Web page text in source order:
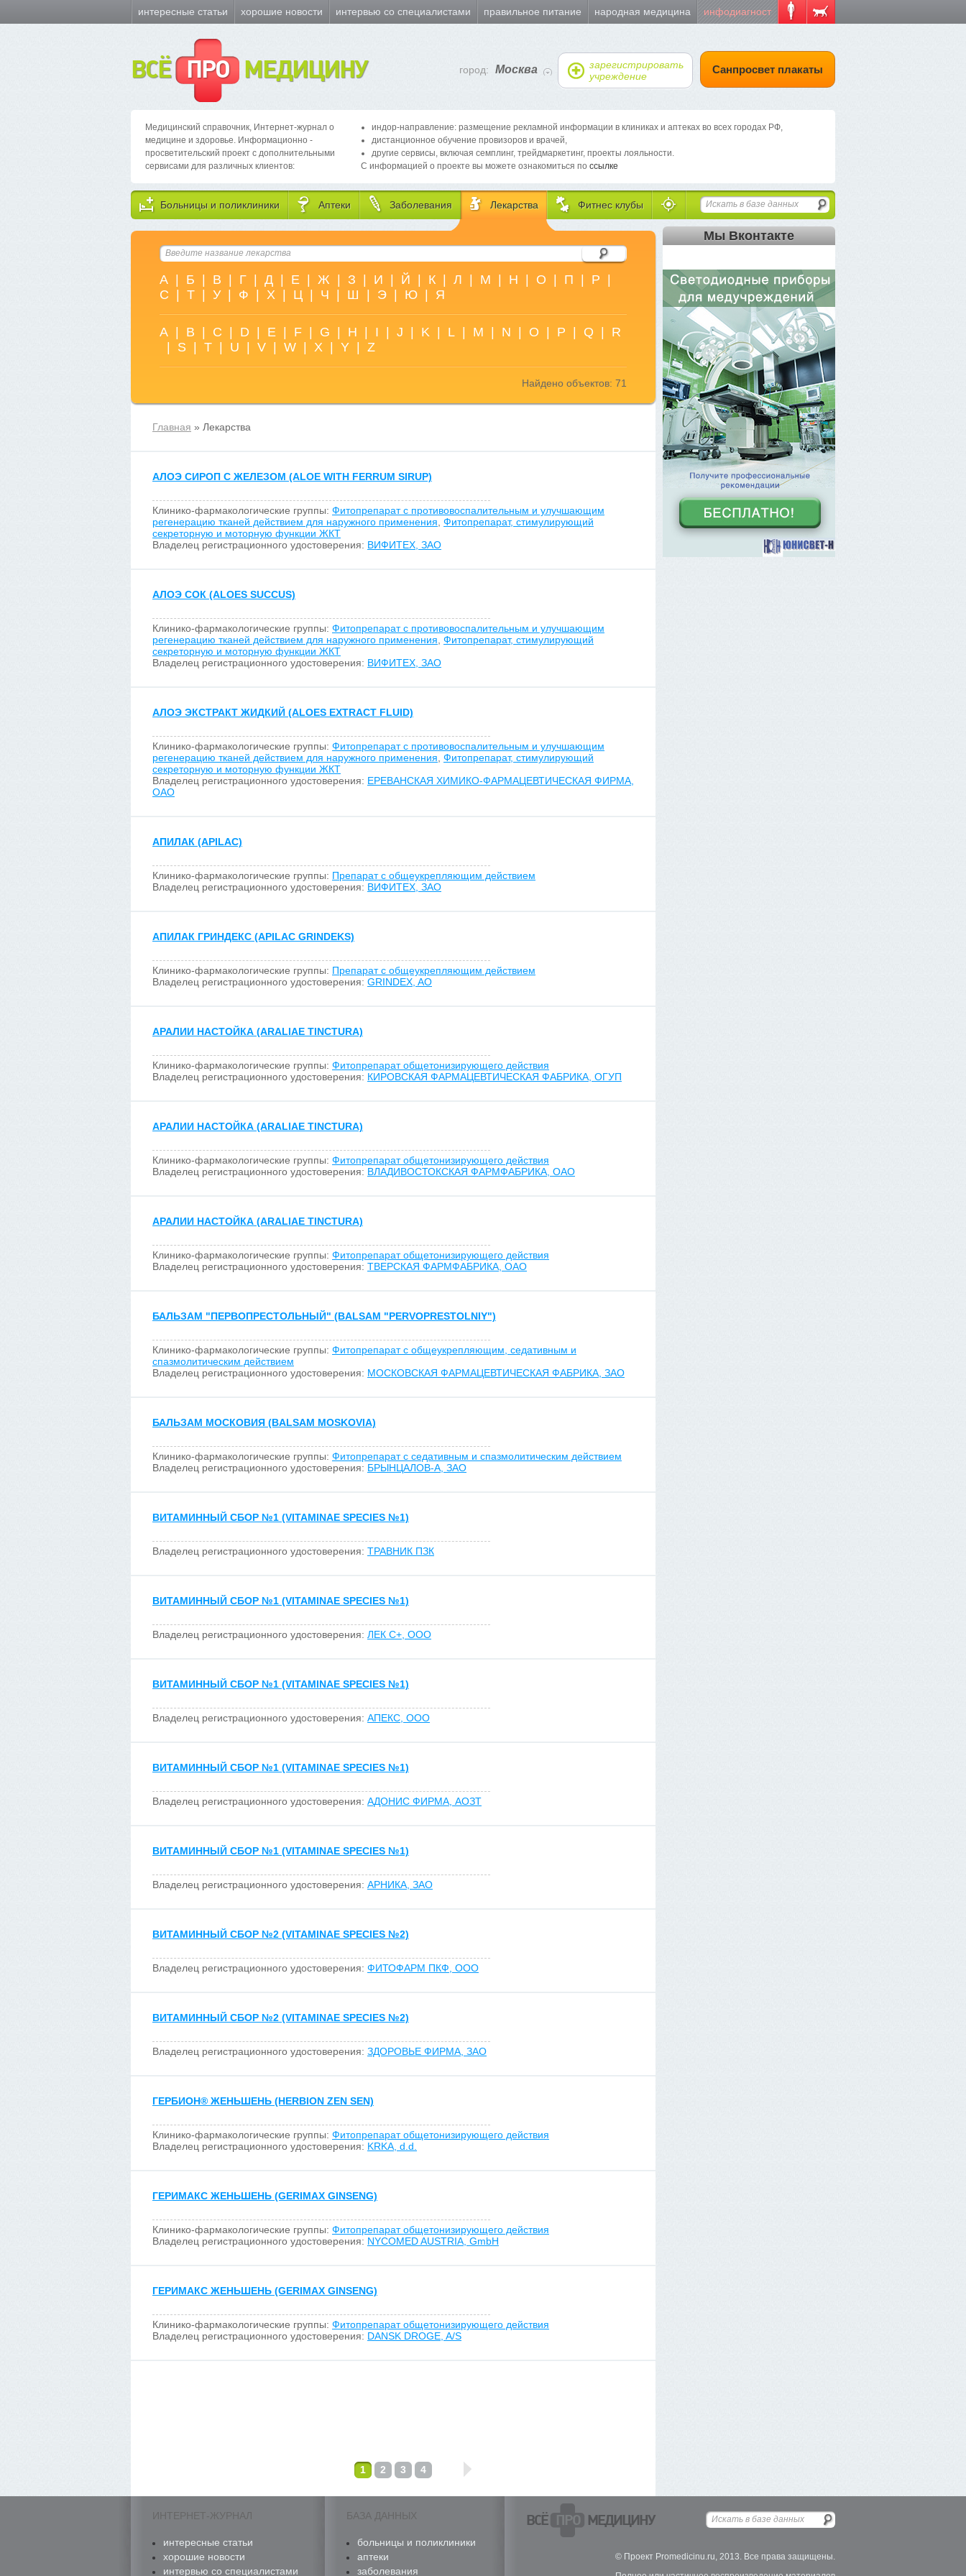
интересные статьи хорошие новости интервью со специалистами правильное питание народная медицина инфодиагност
ВСЁ ПРО МЕДИЦИНУ город: Москва
зарегистрировать
учреждение
Санпросвет плакаты
Медицинский справочник, Интернет-журнал о
медицине и здоровье. Информационно -
просветительский проект с дополнительными
сервисами для различных клиентов:
индор-направление: размещение рекламной информации в клиниках и аптеках во всех городах РФ,
дистанционное обучение провизоров и врачей,
другие сервисы, включая семплинг, трейдмаркетинг, проекты лояльности.
С информацией о проекте вы можете ознакомиться по ссылке
Больницы и поликлиники Аптеки Заболевания Лекарства Фитнес клубы
А Б В Г Д Е Ж З И Й К Л М Н О П Р
С
Т У Ф Х Ц Ч Ш Э Ю Я
A B C D E F G H I J K L M N O P Q
R
S T U V W X Y Z
Найдено объектов: 71
Главная » Лекарства
АЛОЭ СИРОП С ЖЕЛЕЗОМ (ALOE WITH FERRUM SIRUP)
Клинико-фармакологические группы: Фитопрепарат с противовоспалительным и улучшающим
регенерацию тканей действием для наружного применения Фитопрепарат, стимулирующий
секреторную и моторную функции ЖКТ
Владелец регистрационного удостоверения: ВИФИТЕХ, ЗАО
АЛОЭ СОК (ALOES SUCCUS)
Клинико-фармакологические группы: Фитопрепарат с противовоспалительным и улучшающим
регенерацию тканей действием для наружного применения Фитопрепарат, стимулирующий
секреторную и моторную функции ЖКТ
Владелец регистрационного удостоверения: ВИФИТЕХ, ЗАО
АЛОЭ ЭКСТРАКТ ЖИДКИЙ (ALOES EXTRACT FLUID)
Клинико-фармакологические группы: Фитопрепарат с противовоспалительным и улучшающим
регенерацию тканей действием для наружного применения Фитопрепарат, стимулирующий
секреторную и моторную функции ЖКТ
Владелец регистрационного удостоверения: ЕРЕВАНСКАЯ ХИМИКО-ФАРМАЦЕВТИЧЕСКАЯ ФИРМА,
ОАО
АПИЛАК (APILAC)
Клинико-фармакологические группы: Препарат с общеукрепляющим действием
Владелец регистрационного удостоверения: ВИФИТЕХ, ЗАО
АПИЛАК ГРИНДЕКС (APILAC GRINDEKS)
Клинико-фармакологические группы: Препарат с общеукрепляющим действием
Владелец регистрационного удостоверения: GRINDEX, AO
АРАЛИИ НАСТОЙКА (ARALIAE TINCTURA)
Клинико-фармакологические группы: Фитопрепарат общетонизирующего действия
Владелец регистрационного удостоверения: КИРОВСКАЯ ФАРМАЦЕВТИЧЕСКАЯ ФАБРИКА, ОГУП
АРАЛИИ НАСТОЙКА (ARALIAE TINCTURA)
Клинико-фармакологические группы: Фитопрепарат общетонизирующего действия
Владелец регистрационного удостоверения: ВЛАДИВОСТОКСКАЯ ФАРМФАБРИКА, ОАО
АРАЛИИ НАСТОЙКА (ARALIAE TINCTURA)
Клинико-фармакологические группы: Фитопрепарат общетонизирующего действия
Владелец регистрационного удостоверения: ТВЕРСКАЯ ФАРМФАБРИКА, ОАО
БАЛЬЗАМ "ПЕРВОПРЕСТОЛЬНЫЙ" (BALSAM "PERVOPRESTOLNIY")
Клинико-фармакологические группы: Фитопрепарат с общеукрепляющим, седативным и
спазмолитическим действием
Владелец регистрационного удостоверения: МОСКОВСКАЯ ФАРМАЦЕВТИЧЕСКАЯ ФАБРИКА, ЗАО
БАЛЬЗАМ МОСКОВИЯ (BALSAM MOSKOVIA)
Клинико-фармакологические группы: Фитопрепарат с седативным и спазмолитическим действием
Владелец регистрационного удостоверения: БРЫНЦАЛОВ-А, ЗАО
ВИТАМИННЫЙ СБОР №1 (VITAMINAE SPECIES №1)
Владелец регистрационного удостоверения: ТРАВНИК ПЗК
ВИТАМИННЫЙ СБОР №1 (VITAMINAE SPECIES №1)
Владелец регистрационного удостоверения: ЛЕК С+, ООО
ВИТАМИННЫЙ СБОР №1 (VITAMINAE SPECIES №1)
Владелец регистрационного удостоверения: АПЕКС, ООО
ВИТАМИННЫЙ СБОР №1 (VITAMINAE SPECIES №1)
Владелец регистрационного удостоверения: АДОНИС ФИРМА, АОЗТ
ВИТАМИННЫЙ СБОР №1 (VITAMINAE SPECIES №1)
Владелец регистрационного удостоверения: АРНИКА, ЗАО
ВИТАМИННЫЙ СБОР №2 (VITAMINAE SPECIES №2)
Владелец регистрационного удостоверения: ФИТОФАРМ ПКФ, ООО
ВИТАМИННЫЙ СБОР №2 (VITAMINAE SPECIES №2)
Владелец регистрационного удостоверения: ЗДОРОВЬЕ ФИРМА, ЗАО
ГЕРБИОН® ЖЕНЬШЕНЬ (HERBION ZEN SEN)
Клинико-фармакологические группы: Фитопрепарат общетонизирующего действия
Владелец регистрационного удостоверения: KRKA, d.d.
ГЕРИМАКС ЖЕНЬШЕНЬ (GERIMAX GINSENG)
Клинико-фармакологические группы: Фитопрепарат общетонизирующего действия
Владелец регистрационного удостоверения: NYCOMED AUSTRIA, GmbH
ГЕРИМАКС ЖЕНЬШЕНЬ (GERIMAX GINSENG)
Клинико-фармакологические группы: Фитопрепарат общетонизирующего действия
Владелец регистрационного удостоверения: DANSK DROGE, A/S
1 2 3 4
Мы Вконтакте
ИНТЕРНЕТ-ЖУРНАЛ
интересные статьи
хорошие новости
интервью со специалистами
БАЗА ДАННЫХ
больницы и поликлиники
аптеки
заболевания
ВСЁ ПРО МЕДИЦИНУ
© Проект Promedicinu.ru, 2013. Все права защищены.